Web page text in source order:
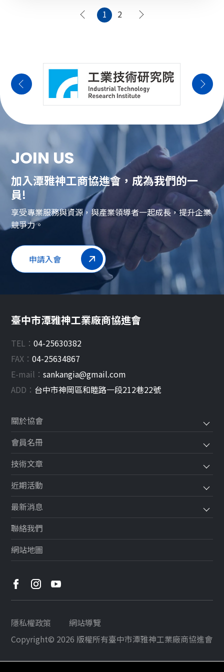
1 2
JOIN US
加入潭雅神工商協進會，成為我們的一
員!
享受專業服務與資源，與產業領導者一起成長，提升企業
競爭力。
申請入會
臺中市潭雅神工業廠商協進會
TEL：04-25630382
FAX：04-25634867
E-mail：sankangia@gmail.com
ADD： 台中市神岡區和睦路一段212巷22號
關於協會
會員名冊
技術文章
近期活動
最新消息
聯絡我們
網站地圖
隱私權政策
網站導覽
Copyright© 2026 版權所有臺中市潭雅神工業廠商協進會